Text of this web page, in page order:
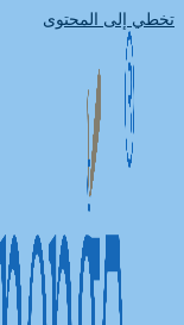
تخطي إلى المحتوى